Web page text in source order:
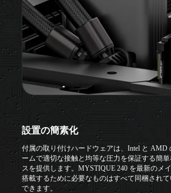
設置の簡素化
付属の取り付けハードウェアは、Intel と AMD
ームで適切な接触と均等な圧力を保証する簡
スを提供します。MYSTIQUE 240 を最新のメ
搭載するために必要なものはすべて同梱され
できます。